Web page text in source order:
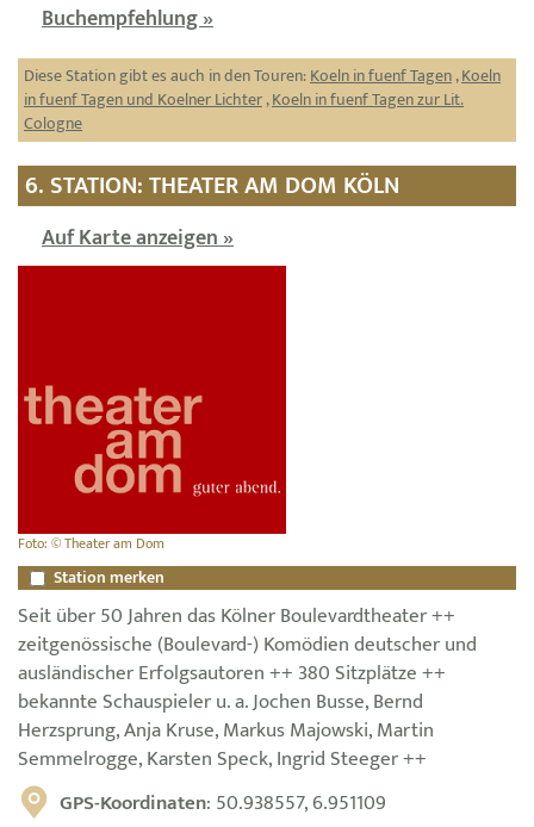
Buchempfehlung »
Diese Station gibt es auch in den Touren:Koeln in fuenf Tagen,Koeln
in fuenf Tagen und Koelner Lichter,Koeln in fuenf Tagen zur Lit.
Cologne
6. STATION: THEATER AM DOM KÖLN
Auf Karte anzeigen »
Foto: © Theater am Dom
Station merken
Seit über 50 Jahren das Kölner Boulevardtheater ++
zeitgenössische (Boulevard-) Komödien deutscher und
ausländischer Erfolgsautoren ++ 380 Sitzplätze ++
bekannte Schauspieler u. a. Jochen Busse, Bernd
Herzsprung, Anja Kruse, Markus Majowski, Martin
Semmelrogge, Karsten Speck, Ingrid Steeger ++
GPS-Koordinaten: 50.938557, 6.951109